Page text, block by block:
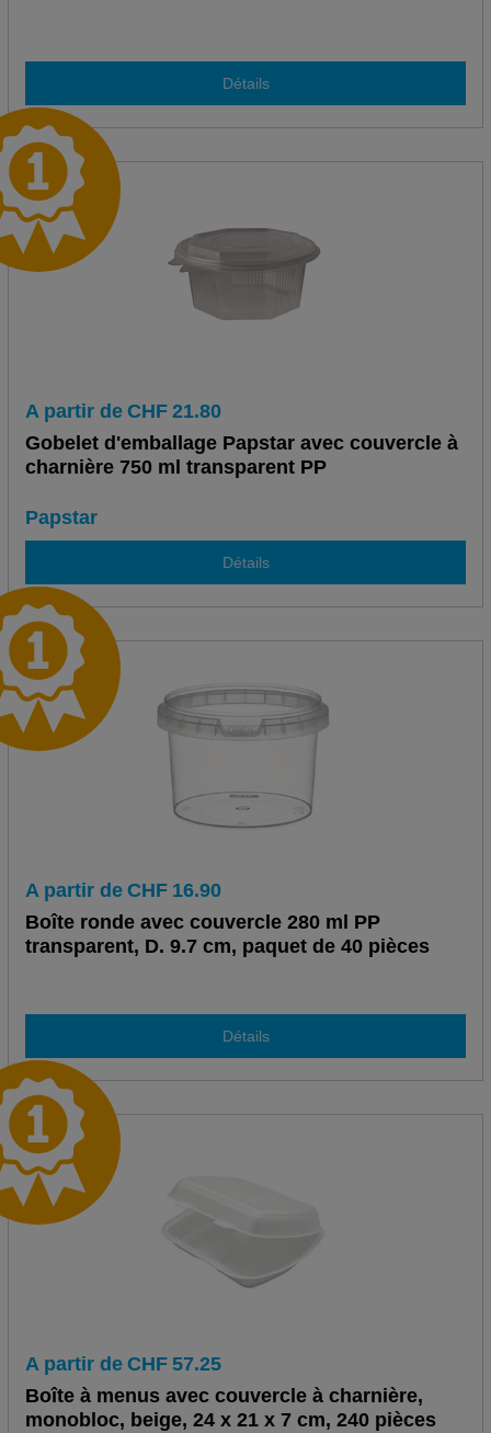
Détails
A partir de CHF 21.80
Gobelet d'emballage Papstar avec couvercle à
charnière 750 ml transparent PP
Papstar
Détails
A partir de CHF 16.90
Boîte ronde avec couvercle 280 ml PP
transparent, D. 9.7 cm, paquet de 40 pièces
Détails
A partir de CHF 57.25
Boîte à menus avec couvercle à charnière,
monobloc, beige, 24 x 21 x 7 cm, 240 pièces